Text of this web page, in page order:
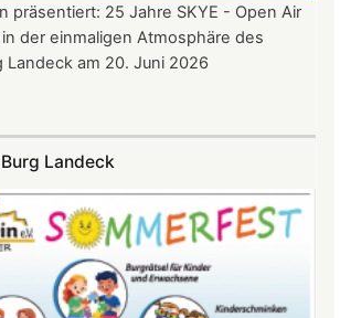
präsentiert: 25 Jahre SKYE - Open Air
der einmaligen Atmosphäre des
Landeck am 20. Juni 2026
Landeck